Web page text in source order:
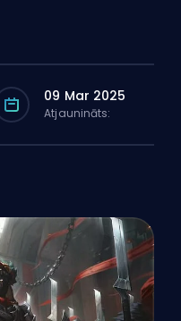
09 Mar 2025
Atjaunināts: